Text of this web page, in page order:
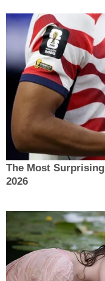
The Most
2026